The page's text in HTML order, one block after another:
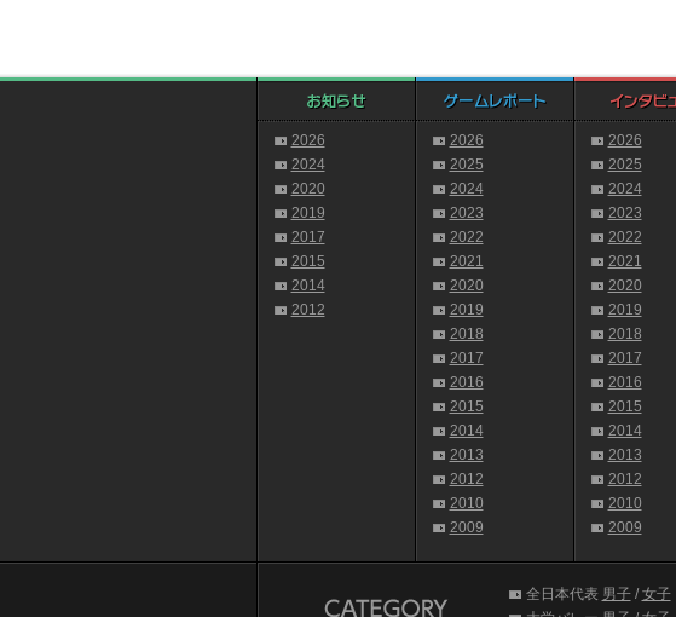
2026
2024
2020
2019
2017
2015
2014
2012
2026
2025
2024
2023
2022
2021
2020
2019
2018
2017
2016
2015
2014
2013
2012
2010
2009
2026
2025
2024
2023
2022
2021
2020
2019
2018
2017
2016
2015
2014
2013
2012
2010
2009
全日本代表 男子/ 女子